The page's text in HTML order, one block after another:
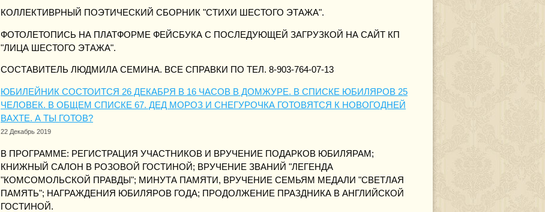
КОЛЛЕКТИВРНЫЙ ПОЭТИЧЕСКИЙ СБОРНИК "СТИХИ ШЕСТОГО ЭТАЖА".
ФОТОЛЕТОПИСЬ НА ПЛАТФОРМЕ ФЕЙСБУКА С ПОСЛЕДУЮЩЕЙ ЗАГРУЗКОЙ НА САЙТ КП
"ЛИЦА ШЕСТОГО ЭТАЖА".
СОСТАВИТЕЛЬ ЛЮДМИЛА СЕМИНА. ВСЕ СПРАВКИ ПО ТЕЛ. 8-903-764-07-13
ЮБИЛЕЙНИК СОСТОИТСЯ 26 ДЕКАБРЯ В 16 ЧАСОВ В ДОМЖУРЕ. В СПИСКЕ ЮБИЛЯРОВ 25
ЧЕЛОВЕК. В ОБЩЕМ СПИСКЕ 67. ДЕД МОРОЗ И СНЕГУРОЧКА ГОТОВЯТСЯ К НОВОГОДНЕЙ
ВАХТЕ. А ТЫ ГОТОВ?
22 Декабрь 2019
В ПРОГРАММЕ: РЕГИСТРАЦИЯ УЧАСТНИКОВ И ВРУЧЕНИЕ ПОДАРКОВ ЮБИЛЯРАМ;
КНИЖНЫЙ САЛОН В РОЗОВОЙ ГОСТИНОЙ; ВРУЧЕНИЕ ЗВАНИЙ "ЛЕГЕНДА
"КОМСОМОЛЬСКОЙ ПРАВДЫ"; МИНУТА ПАМЯТИ, ВРУЧЕНИЕ СЕМЬЯМ МЕДАЛИ "СВЕТЛАЯ
ПАМЯТЬ"; НАГРАЖДЕНИЯ ЮБИЛЯРОВ ГОДА; ПРОДОЛЖЕНИЕ ПРАЗДНИКА В АНГЛИЙСКОЙ
ГОСТИНОЙ.